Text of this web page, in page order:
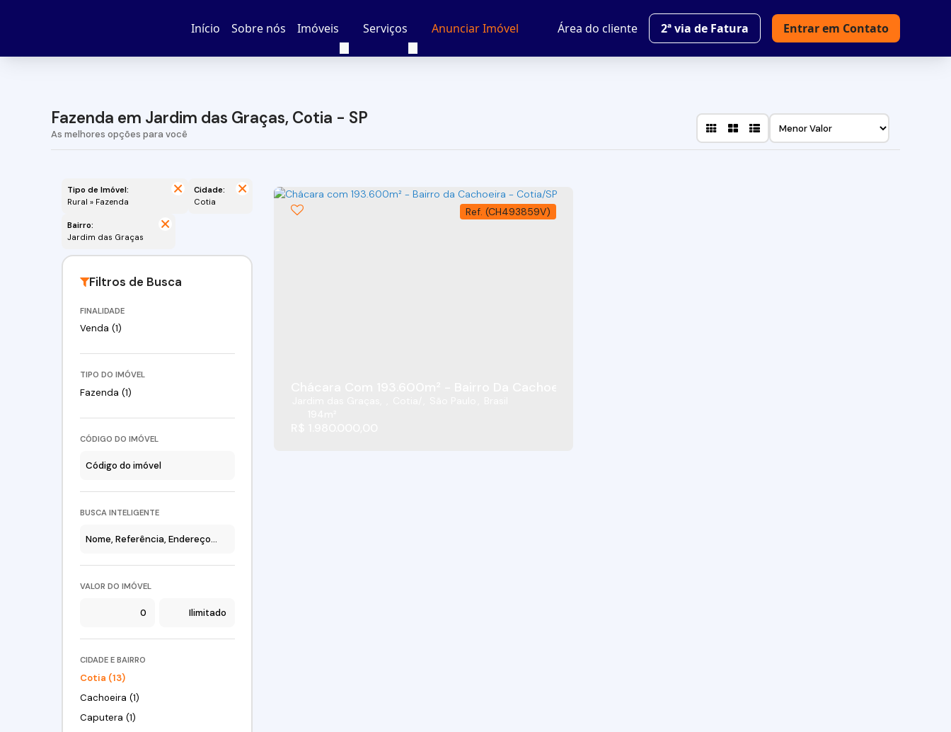
Entrar em Contato
2ª via de Fatura
Área do cliente
Anunciar Imóvel
Serviços
Imóveis
Sobre nós
Início
Fazenda em Jardim das Graças, Cotia - SP
Tipo de Imóvel:
Rural » Fazenda
Cidade:
Cotia
Bairro:
Jardim das Graças
FINALIDADE
Venda (1)
TIPO DO IMÓVEL
Fazenda (1)
CÓDIGO DO IMÓVEL
BUSCA INTELIGENTE
VALOR DO IMÓVEL
CIDADE E BAIRRO
Cotia (13)
Cachoeira (1)
Caputera (1)
(CH493859V)